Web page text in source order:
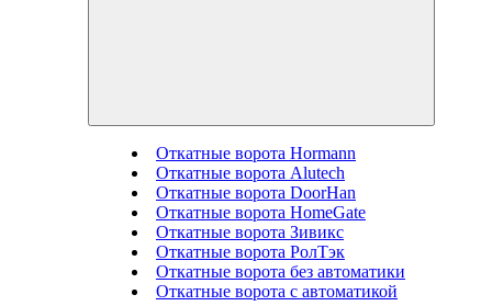
Откатные ворота Hormann
Откатные ворота Alutech
Откатные ворота DoorHan
Откатные ворота HomeGate
Откатные ворота Зивикс
Откатные ворота РолТэк
Откатные ворота без автоматики
Откатные ворота с автоматикой